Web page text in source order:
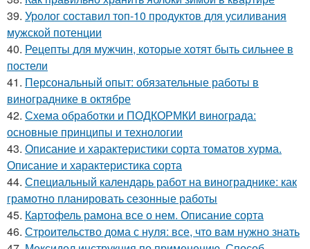
39. Уролог составил топ-10 продуктов для усиливания
мужской потенции
40. Рецепты для мужчин, которые хотят быть сильнее в
постели
41. Персональный опыт: обязательные работы в
винограднике в октябре
42. Схема обработки и ПОДКОРМКИ винограда:
основные принципы и технологии
43. Описание и характеристики сорта томатов хурма.
Описание и характеристика сорта
44. Специальный календарь работ на винограднике: как
грамотно планировать сезонные работы
45. Картофель рамона все о нем. Описание сорта
46. Строительство дома с нуля: все, что вам нужно знать